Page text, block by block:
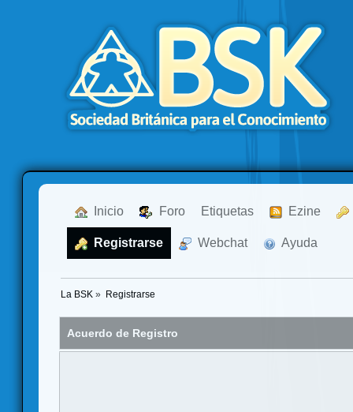
Inicio Foro Etiquetas Ezine
Registrarse Webchat Ayuda
La BSK » Registrarse
Acuerdo de Registro